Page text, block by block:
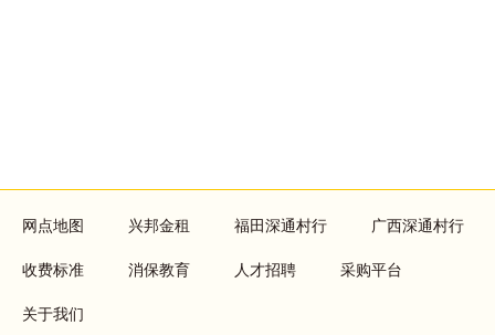
Footer
menu
网点地图 兴邦金租 福田深通村行 广西深通村行
收费标准 消保教育 人才招聘 采购平台
关于我们